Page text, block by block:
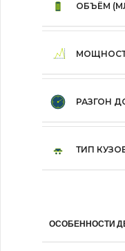
ОБЪЁМ
РАЗГОН
ТИП
ОСОБЕННОСТИ